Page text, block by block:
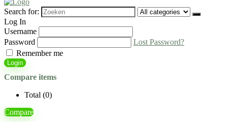
Search for:
Log In
Username
Password
Lost Password?
Remember me
Login
Compare items
Total (0)
Compare